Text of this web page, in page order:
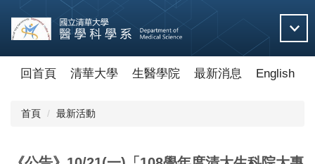
主
要
回首頁 清華大學 生醫學院 最新消息 English
首頁 最新活動